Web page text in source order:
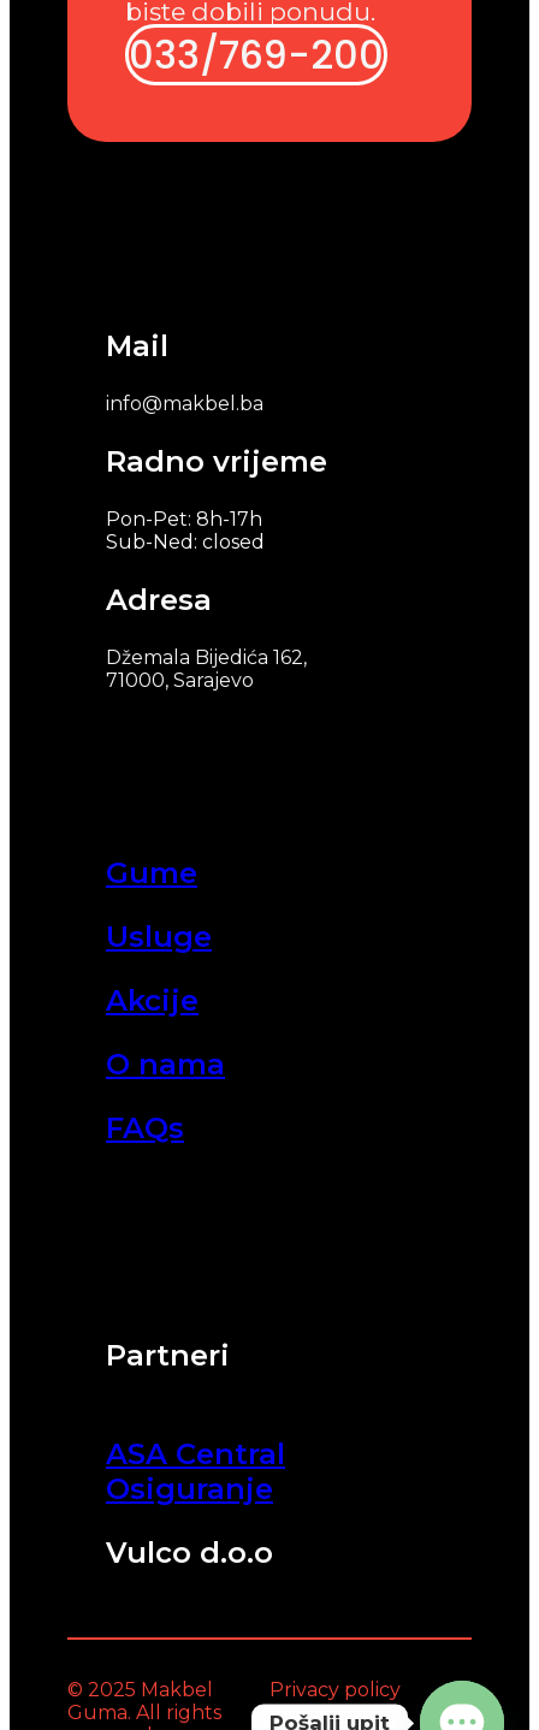
Partneri
ASA Central
Osiguranje
Vulco d.o.o
Gume
Usluge
Akcije
O nama
FAQs
Mail
info@makbel.ba
Radno vrijeme
Pon-Pet: 8h-17h
Sub-Ned: closed
Adresa
Džemala Bijedića 162,
71000, Sarajevo
biste dobili ponudu.
033/769-200
© 2025 Makbel
Guma. All rights
Privacy policy
Pošalji upit